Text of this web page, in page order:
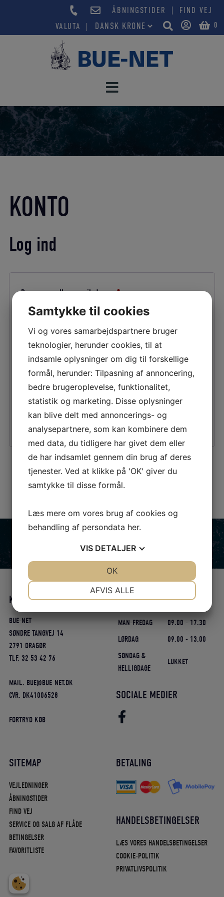
indholdet
ÅBNINGSTIDER |
FIND VEJ
VALUTA
0
KONTO
Log ind
Brugernavn eller e-mailadresse*Påkrævet
Adgangskode*Påkrævet
Husk mig
LOG IND
Mistet din adgangskode?
KONTAKT
BUE-NET
SØNDRE TANGVEJ 14
2791 DRAGØR
TLF. 32 53 42 76
MAIL. BUE@BUE-NET.DK
CVR. DK41006528
FORTRYD KØB
ÅBNINGSTIDER
MAN-FREDAG
09.00 - 17.30
LØRDAG
09.00 - 13.00
SØNDAG &
HELLIGDAGE
LUKKET
SOCIALE MEDIER
SITEMAP
VEJLEDNINGER
ÅBNINGSTIDER
FIND VEJ
SERVICE OG SALG AF FLÅDE
BETINGELSER
FAVORITLISTE
BETALING
HANDELSBETINGELSER
LÆS VORES HANDELSBETINGELSER
COOKIE-POLITIK
PRIVATLIVSPOLITIK
Samtykke til cookies
Vi og vores samarbejdspartnere bruger
teknologier, herunder cookies, til at
indsamle oplysninger om dig til forskellige
formål, herunder: Tilpasning af annoncering,
bedre brugeroplevelse, funktionalitet,
statistik og marketing. Disse oplysninger
kan blive delt med annoncerings- og
analysepartnere, som kan kombinere dem
med data, du tidligere har givet dem eller
de har indsamlet gennem din brug af deres
tjenester. Ved at klikke på 'OK' giver du
samtykke til disse formål.
Læs mere om vores brug af cookies og
behandling af persondata her.
VIS DETALJER
STATISTIK
AFVIS ALLE
OK